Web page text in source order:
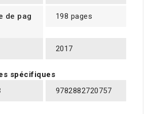
de pag
198 pages
2017
spécifiques
9782882720757